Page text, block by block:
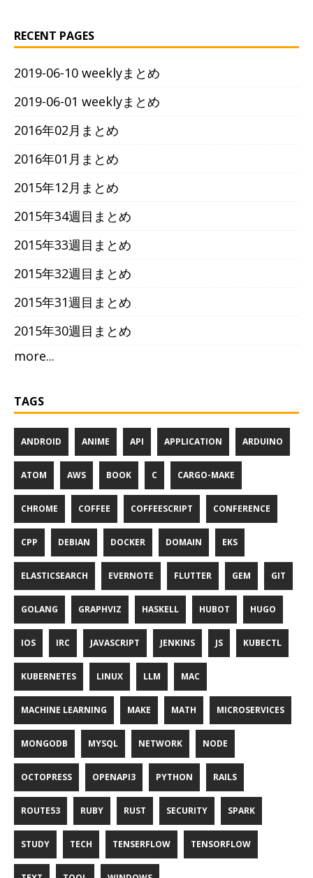
RECENT PAGES
2019-06-10 weeklyまとめ
2019-06-01 weeklyまとめ
2016年02月まとめ
2016年01月まとめ
2015年12月まとめ
2015年34週目まとめ
2015年33週目まとめ
2015年32週目まとめ
2015年31週目まとめ
2015年30週目まとめ
more...
TAGS
ANDROID ANIME API APPLICATION ARDUINO
ATOM AWS BOOK C CARGO-MAKE
CHROME COFFEE COFFEESCRIPT CONFERENCE
CPP DEBIAN DOCKER DOMAIN EKS
ELASTICSEARCH EVERNOTE FLUTTER GEM GIT
GOLANG GRAPHVIZ HASKELL HUBOT HUGO
IOS IRC JAVASCRIPT JENKINS JS KUBECTL
KUBERNETES LINUX LLM MAC
MACHINE LEARNING MAKE MATH MICROSERVICES
MONGODB MYSQL NETWORK NODE
OCTOPRESS OPENAPI3 PYTHON RAILS
ROUTE53 RUBY RUST SECURITY SPARK
STUDY TECH TENSERFLOW TENSORFLOW